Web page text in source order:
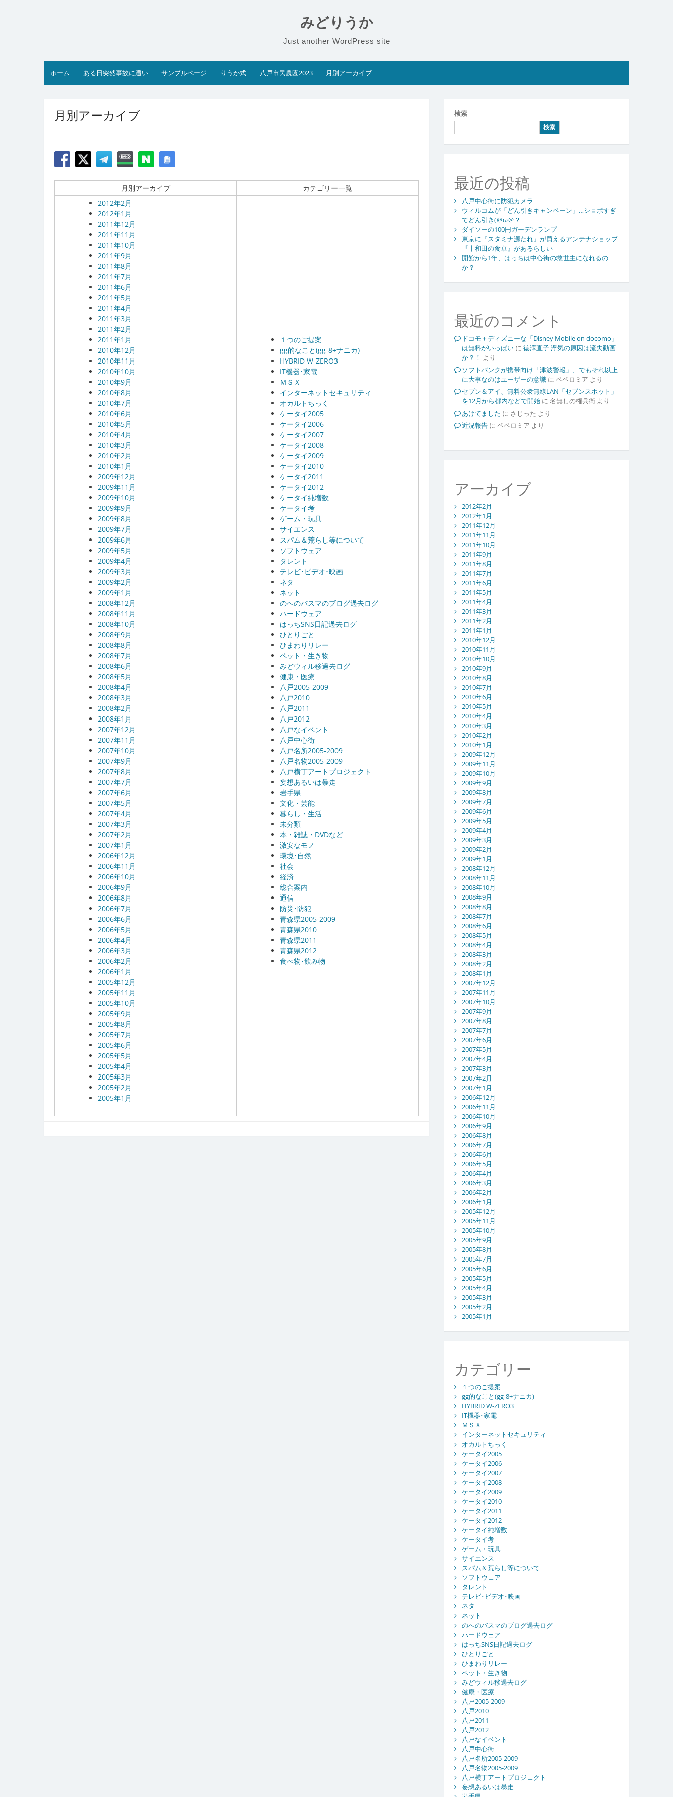
みどりうか
Just another WordPress site
ホーム ある日突然事故に遭い サンプルページ りうか式 八戸市民農園2023 月別アーカイブ
月別アーカイブ
月別アーカイブ
カテゴリー一覧
2012年2月
2012年1月
2011年12月
2011年11月
2011年10月
2011年9月
2011年8月
2011年7月
2011年6月
2011年5月
2011年4月
2011年3月
2011年2月
2011年1月
2010年12月
2010年11月
2010年10月
2010年9月
2010年8月
2010年7月
2010年6月
2010年5月
2010年4月
2010年3月
2010年2月
2010年1月
2009年12月
2009年11月
2009年10月
2009年9月
2009年8月
2009年7月
2009年6月
2009年5月
2009年4月
2009年3月
2009年2月
2009年1月
2008年12月
2008年11月
2008年10月
2008年9月
2008年8月
2008年7月
2008年6月
2008年5月
2008年4月
2008年3月
2008年2月
2008年1月
2007年12月
2007年11月
2007年10月
2007年9月
2007年8月
2007年7月
2007年6月
2007年5月
2007年4月
2007年3月
2007年2月
2007年1月
2006年12月
2006年11月
2006年10月
2006年9月
2006年8月
2006年7月
2006年6月
2006年5月
2006年4月
2006年3月
2006年2月
2006年1月
2005年12月
2005年11月
2005年10月
2005年9月
2005年8月
2005年7月
2005年6月
2005年5月
2005年4月
2005年3月
2005年2月
2005年1月
１つのご提案
gg的なこと(gg-8+ナニカ)
HYBRID W-ZERO3
IT機器･家電
ＭＳＸ
インターネットセキュリティ
オカルトちっく
ケータイ2005
ケータイ2006
ケータイ2007
ケータイ2008
ケータイ2009
ケータイ2010
ケータイ2011
ケータイ2012
ケータイ純増数
ケータイ考
ゲーム・玩具
サイエンス
スパム＆荒らし等について
ソフトウェア
タレント
テレビ･ビデオ･映画
ネタ
ネット
のへのバスマのブログ過去ログ
ハードウェア
はっちSNS日記過去ログ
ひとりごと
ひまわりリレー
ペット・生き物
みどウィル移過去ログ
健康・医療
八戸2005-2009
八戸2010
八戸2011
八戸2012
八戸なイベント
八戸中心街
八戸名所2005-2009
八戸名物2005-2009
八戸横丁アートプロジェクト
妄想あるいは暴走
岩手県
文化・芸能
暮らし・生活
未分類
本・雑誌・DVDなど
激安なモノ
環境･自然
社会
経済
総合案内
通信
防災･防犯
青森県2005-2009
青森県2010
青森県2011
青森県2012
食べ物･飲み物
検索
検索
最近の投稿
八戸中心街に防犯カメラ
ウィルコムが「どん引きキャンペーン」…ショボすぎ
てどん引き(＠ω＠？
ダイソーの100円ガーデンランプ
東京に『スタミナ源たれ』が買えるアンテナショップ
『十和田の食卓』があるらしい
開館から1年、はっちは中心街の救世主になれるの
か？
最近のコメント
ドコモ＋ディズニーな「Disney Mobile on docomo」
は無料がいっぱいに 徳澤直子 浮気の原因は流失動画
か？！ より
ソフトバンクが携帯向け「津波警報」、でもそれ以上
に大事なのはユーザーの意識に ペペロミア より
セブン＆アイ、無料公衆無線LAN「セブンスポット」
を12月から都内などで開始に 名無しの権兵衛より
あけてました に さじった より
近況報告に ペペロミア より
アーカイブ
2012年2月
2012年1月
2011年12月
2011年11月
2011年10月
2011年9月
2011年8月
2011年7月
2011年6月
2011年5月
2011年4月
2011年3月
2011年2月
2011年1月
2010年12月
2010年11月
2010年10月
2010年9月
2010年8月
2010年7月
2010年6月
2010年5月
2010年4月
2010年3月
2010年2月
2010年1月
2009年12月
2009年11月
2009年10月
2009年9月
2009年8月
2009年7月
2009年6月
2009年5月
2009年4月
2009年3月
2009年2月
2009年1月
2008年12月
2008年11月
2008年10月
2008年9月
2008年8月
2008年7月
2008年6月
2008年5月
2008年4月
2008年3月
2008年2月
2008年1月
2007年12月
2007年11月
2007年10月
2007年9月
2007年8月
2007年7月
2007年6月
2007年5月
2007年4月
2007年3月
2007年2月
2007年1月
2006年12月
2006年11月
2006年10月
2006年9月
2006年8月
2006年7月
2006年6月
2006年5月
2006年4月
2006年3月
2006年2月
2006年1月
2005年12月
2005年11月
2005年10月
2005年9月
2005年8月
2005年7月
2005年6月
2005年5月
2005年4月
2005年3月
2005年2月
2005年1月
カテゴリー
１つのご提案
gg的なこと(gg-8+ナニカ)
HYBRID W-ZERO3
IT機器･家電
ＭＳＸ
インターネットセキュリティ
オカルトちっく
ケータイ2005
ケータイ2006
ケータイ2007
ケータイ2008
ケータイ2009
ケータイ2010
ケータイ2011
ケータイ2012
ケータイ純増数
ケータイ考
ゲーム・玩具
サイエンス
スパム＆荒らし等について
ソフトウェア
タレント
テレビ･ビデオ･映画
ネタ
ネット
のへのバスマのブログ過去ログ
ハードウェア
はっちSNS日記過去ログ
ひとりごと
ひまわりリレー
ペット・生き物
みどウィル移過去ログ
健康・医療
八戸2005-2009
八戸2010
八戸2011
八戸2012
八戸なイベント
八戸中心街
八戸名所2005-2009
八戸名物2005-2009
八戸横丁アートプロジェクト
妄想あるいは暴走